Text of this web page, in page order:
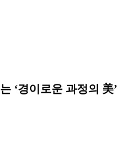
‘경이로운 과정의 美’